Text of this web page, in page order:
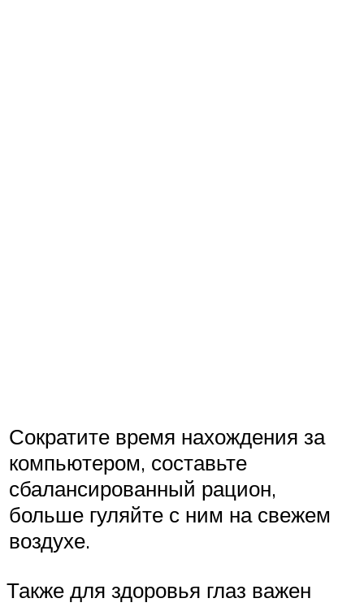
Сократите время нахождения за
компьютером, составьте
сбалансированный рацион,
больше гуляйте с ним на свежем
воздухе.
Также для здоровья глаз важен